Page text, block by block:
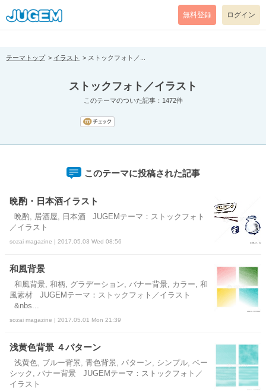
[pear_error: message="Success" code=0 mode=return level=notice
prefix="" info=""]
無料登録 ログイン
テーマトップ イラスト ストックフォト／...
ストックフォト／イラスト
このテーマのついた記事：1472件
このテーマに投稿された記事
晩酌・日本酒イラスト
晩酌, 居酒屋, 日本酒 JUGEMテーマ：ストックフォト
／イラスト
sozai magazine | 2017.05.03 Wed 08:56
和風背景
和風背景, 和柄, グラデーション, バナー背景, カラー, 和
風素材 JUGEMテーマ：ストックフォト／イラスト
&nbs...
sozai magazine | 2017.05.01 Mon 21:39
浅黄色背景 ４パターン
浅黄色, ブルー背景, 青色背景, パターン, シンプル, ベー
シック, バナー背景 JUGEMテーマ：ストックフォト／
イラスト